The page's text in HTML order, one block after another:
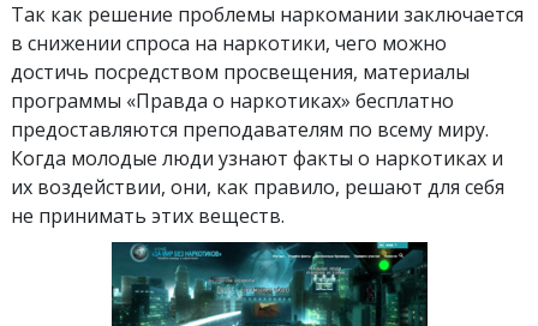
Так как решение проблемы наркомании заключается
в снижении спроса на наркотики, чего можно
достичь посредством просвещения, материалы
программы «Правда о наркотиках» бесплатно
предоставляются преподавателям по всему миру.
Когда молодые люди узнают факты о наркотиках и
их воздействии, они, как правило, решают для себя
не принимать этих веществ.